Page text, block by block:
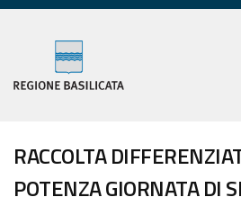
RACCOLTA
POTENZA GIORNATA DI